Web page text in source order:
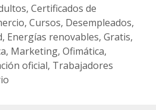
, Certificados de
, Cursos, Desempleados,
, Energías renovables, Gratis,
, Marketing, Ofimática,
oficial, Trabajadores